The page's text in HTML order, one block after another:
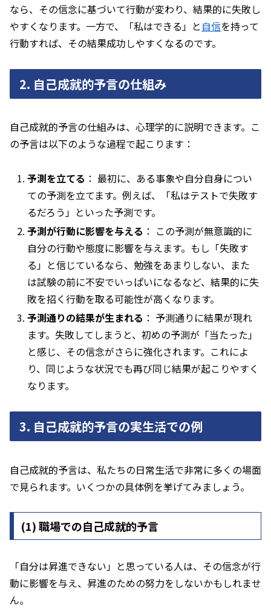
なら、その信念に基づいて行動が変わり、結果的に失敗し
やすくなります。一方で、「私はできる」と 自信を持って
行動すれば、その結果成功しやすくなるのです。
2. 自己成就的予言の仕組み
自己成就的予言の仕組みは、心理学的に説明できます。こ
の予言は以下のような過程で起こります：
予測を立てる ： 最初に、ある事象や自分自身につい
ての予測を立てます。例えば、「私はテストで失敗す
るだろう」といった予測です。
予測が行動に影響を与える ： この予測が無意識的に
自分の行動や態度に影響を与えます。もし「失敗す
る」と信じているなら、勉強をあまりしない、また
は試験の前に不安でいっぱいになるなど、結果的に失
敗を招く行動を取る可能性が高くなります。
予測通りの結果が生まれる ： 予測通りに結果が現れ
ます。失敗してしまうと、初めの予測が「当たった」
と感じ、その信念がさらに強化されます。これによ
り、同じような状況でも再び同じ結果が起こりやすく
なります。
3. 自己成就的予言の実生活での例
自己成就的予言は、私たちの日常生活で非常に多くの場面
で見られます。いくつかの具体例を挙げてみましょう。
(1)職場での自己成就的予言
「自分は昇進できない」と思っている人は、その信念が行
動に影響を与え、昇進のための努力をしないかもしれませ
ん。